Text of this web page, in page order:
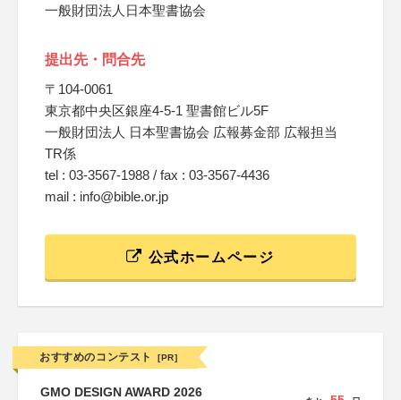
一般財団法人日本聖書協会
提出先・問合先
〒104-0061
東京都中央区銀座4-5-1 聖書館ビル5F
一般財団法人 日本聖書協会 広報募金部 広報担当
TR係
tel : 03-3567-1988 / fax : 03-3567-4436
mail : info@bible.or.jp
公式ホームページ
おすすめのコンテスト [PR]
GMO DESIGN AWARD 2026